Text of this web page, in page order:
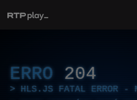
ERRO 204
HLS.JS FATAL ERROR -